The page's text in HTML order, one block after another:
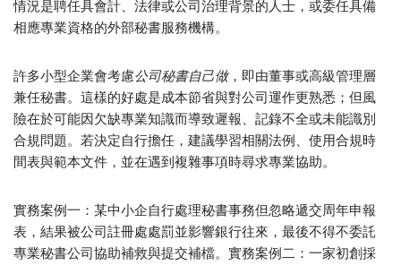
情況是聘任具會計、法律或公司治理背景的人士，或委任具備
相應專業資格的外部秘書服務機構。
許多小型企業會考慮公司秘書自己做，即由董事或高級管理層
兼任秘書。這樣的好處是成本節省與對公司運作更熟悉；但風
險在於可能因欠缺專業知識而導致遲報、記錄不全或未能識別
合規問題。若決定自行擔任，建議學習相關法例、使用合規時
間表與範本文件，並在遇到複雜事項時尋求專業協助。
實務案例一：某中小企自行處理秘書事務但忽略遞交周年申報
表，結果被公司註冊處處罰並影響銀行往來，最後不得不委託
專業秘書公司協助補救與提交補檔。實務案例二：一家初創採